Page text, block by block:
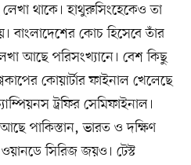
থাকে। হাথুরুসিংহেকেও তা
বাংলাদেশের কোচ হিসেবে তাঁর
আছে পরিসংখ্যানে। বেশ কিছু
কোয়ার্টার ফাইনাল খেলেছে
ট্রফির সেমিফাইনাল।
পাকিস্তান, ভারত ও দক্ষিণ
ওয়ানডে সিরিজ জয়ও। টেস্ট